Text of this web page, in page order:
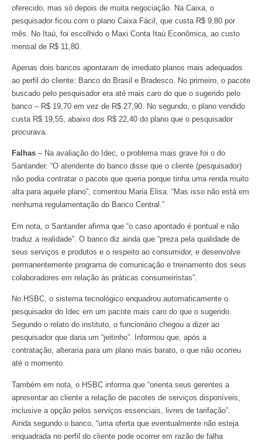
oferecido, mas só depois de muita negociação. Na Caixa, o
pesquisador ficou com o plano Caixa Fácil, que custa R$ 9,80 por
mês. No Itaú, foi escolhido o Maxi Conta Itaú Econômica, ao custo
mensal de R$ 11,80.
Apenas dois bancos apontaram de imediato planos mais adequados
ao perfil do cliente: Banco do Brasil e Bradesco. No primeiro, o pacote
buscado pelo pesquisador era até mais caro do que o sugerido pelo
banco – R$ 19,70 em vez de R$ 27,90. No segundo, o plano vendido
custa R$ 19,55, abaixo dos R$ 22,40 do plano que o pesquisador
procurava.
Falhas – Na avaliação do Idec, o problema mais grave foi o do
Santander. “O atendente do banco disse que o cliente (pesquisador)
não podia contratar o pacote que queria porque tinha uma renda muito
alta para aquele plano”, comentou Maria Elisa. “Mas isso não está em
nenhuma regulamentação do Banco Central.”
Em nota, o Santander afirma que “o caso apontado é pontual e não
traduz a realidade”. O banco diz ainda que “preza pela qualidade de
seus serviços e produtos e o respeito ao consumidor, e desenvolve
permanentemente programa de comunicação e treinamento dos seus
colaboradores em relação às práticas consumeiristas”.
No HSBC, o sistema tecnológico enquadrou automaticamente o
pesquisador do Idec em um pacote mais caro do que o sugerido.
Segundo o relato do instituto, o funcionário chegou a dizer ao
pesquisador que daria um “jeitinho”. Informou que, após a
contratação, alteraria para um plano mais barato, o que não ocorreu
até o momento.
Também em nota, o HSBC informa que “orienta seus gerentes a
apresentar ao cliente a relação de pacotes de serviços disponíveis,
inclusive a opção pelos serviços essenciais, livres de tarifação”.
Ainda segundo o banco, “uma oferta que eventualmente não esteja
enquadrada no perfil do cliente pode ocorrer em razão de falha